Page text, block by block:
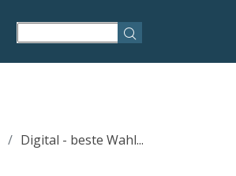
Digital - beste Wahl...